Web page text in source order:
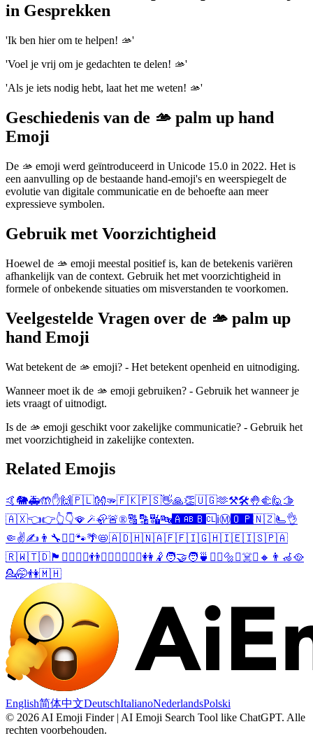
in Gesprekken
'Ik ben hier om te helpen! 🫴'
'Voel je vrij om je gedachten te delen! 🫴'
'Als je iets nodig hebt, laat het me weten! 🫴'
Geschiedenis van de 🫴 palm up hand
Emoji
De 🫴 emoji werd geïntroduceerd in Unicode 15.0 in 2022. Het is
een aanvulling op de bestaande hand-emoji's en weerspiegelt de
evolutie van digitale communicatie en de behoefte aan meer
expressieve symbolen.
Gebruik met Voorzichtigheid
Hoewel de 🫴 emoji meestal positief is, kan de betekenis variëren
afhankelijk van de context. Gebruik het met voorzichtigheid in
formele of onbekende situaties om misverstanden te voorkomen.
Veelgestelde Vragen over de 🫴 palm up
hand Emoji
Wat betekent de 🫴 emoji? - Het betekent openheid en uitnodiging.
Wanneer moet ik de 🫴 emoji gebruiken? - Gebruik het wanneer je
iets vraagt of uitnodigt.
Is de 🫴 emoji geschikt voor zakelijke communicatie? - Gebruik het
met voorzichtigheid in zakelijke contexten.
Related Emojis
🤙 🐘🚑🤲✋🙌🇵🇱👐🫳🇫🇰🇵🇸👋🙏👏🇺🇬🫶⚒️🛠️🤚🫲🙋 🫱
🇦🇽👈👉👆👇🪭 🪄🦣🚨®️🔠 🔡🔣🔤 🅰️ 🆎 🅱️ 🆑ℹ️Ⓜ️ 🅾️ 🅿️ 🇳🇿🫷👌
🤏✌️✍️ 👨‍🔧 🧍‍♂️🐾🌴📛🇦🇩🇭🇳🇦🇫🇫🇮🇬🇭🇮🇪🇮🇸🇵🇦
🇷🇼🇹🇩 🏴󠁧󠁢󠁥󠁮󠁧󠁿 🙋‍♂️ 🤾‍♂️👬💁‍♂️ 🙋‍♀️ 🤾‍♀️👭 🤾 🧑‍🤝‍🧑 🍵 💁‍♀️🔩 ⏫☠️☪️ 🔸 👨‍🦽🥘
💁🤭👫🇲🇭
English简体中文DeutschItalianoNederlandsPolski
© 2026 AI Emoji Finder | AI Emoji Search Tool like ChatGPT. Alle
rechten voorbehouden.